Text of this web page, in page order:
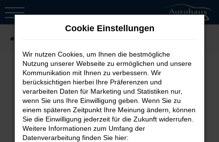
Zum
Fehler: Network Error
Beim Laden ist ein Fehler aufgetreten.
Hier sind ein paar Tipps, die dir helfen
können:
Cookie Einstellungen
Wir nutzen Cookies, um Ihnen die bestmögliche
Nutzung unserer Webseite zu ermöglichen und unsere
Kommunikation mit Ihnen zu verbessern. Wir
berücksichtigen hierbei Ihre Präferenzen und
verarbeiten Daten für Marketing und Statistiken nur,
wenn Sie uns Ihre Einwilligung geben. Wenn Sie zu
einem späteren Zeitpunkt Ihre Meinung ändern, können
Sie die Einwilligung jederzeit für die Zukunft widerrufen.
Weitere Informationen zum Umfang der
Datenverarbeitung finden Sie hier: